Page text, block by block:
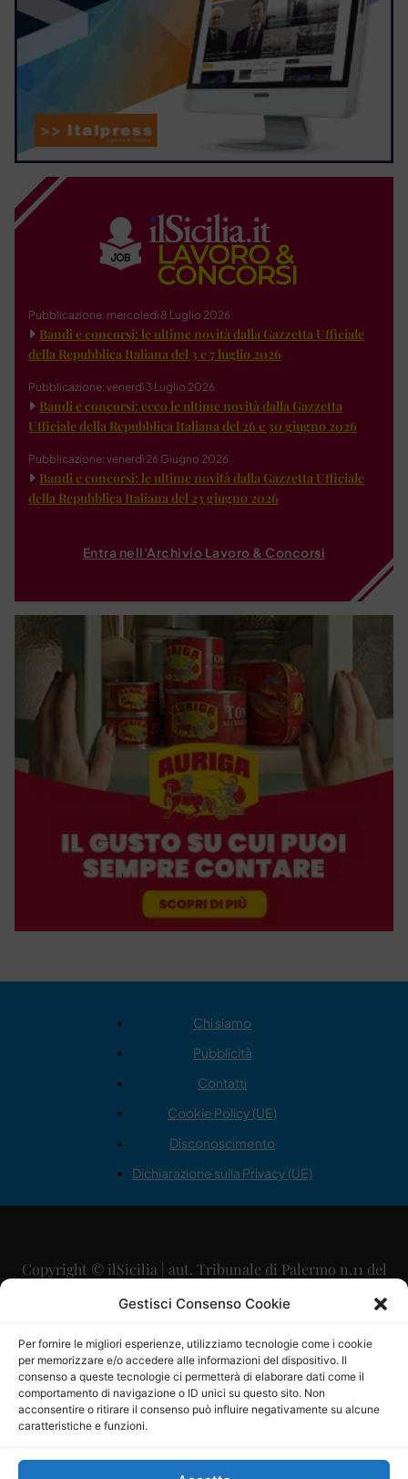
Gestisci Consenso Cookie
Per fornire le migliori esperienze, utilizziamo tecnologie come i cookie
per memorizzare e/o accedere alle informazioni del dispositivo. Il
consenso a queste tecnologie ci permetterà di elaborare dati come il
comportamento di navigazione o ID unici su questo sito. Non
acconsentire o ritirare il consenso può influire negativamente su alcune
caratteristiche e funzioni.
Pubblicazione: mercoledì 8 Luglio 2026
Bandi e concorsi: le ultime novità dalla Gazzetta Ufficiale
della Repubblica Italiana del 3 e 7 luglio 2026
Pubblicazione: venerdì 3 Luglio 2026
Bandi e concorsi: ecco le ultime novità dalla Gazzetta
Ufficiale della Repubblica Italiana del 26 e 30 giugno 2026
Pubblicazione: venerdì 26 Giugno 2026
Bandi e concorsi: le ultime novità dalla Gazzetta Ufficiale
della Repubblica Italiana del 23 giugno 2026
Entra nell'Archivio Lavoro & Concorsi
Chi siamo
Pubblicità
Contatti
Cookie Policy (UE)
Disconoscimento
Dichiarazione sulla Privacy (UE)
Copyright © ilSicilia | aut. Tribunale di Palermo n.11 del
29/09/2015
Direttore Editoriale: Maurizio Scaglione
Direttore Responsabile: Maria Calabrese
P.IVA: 06334930820